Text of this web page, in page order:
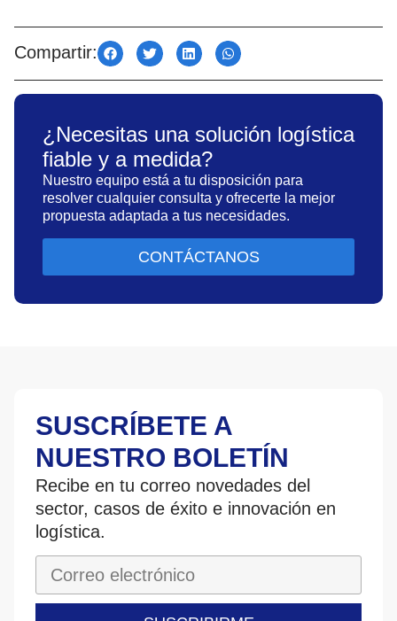
Compartir:
¿Necesitas una solución logística
fiable y a medida?
Nuestro equipo está a tu disposición para
resolver cualquier consulta y ofrecerte la mejor
propuesta adaptada a tus necesidades.
CONTÁCTANOS
SUSCRÍBETE A
NUESTRO BOLETÍN
Recibe en tu correo novedades del
sector, casos de éxito e innovación en
logística.